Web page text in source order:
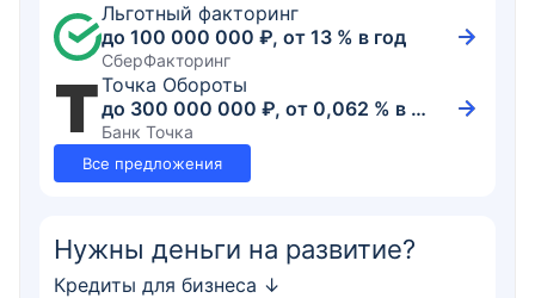
Льготный факторинг
до 100 000 000 ₽, от 13 % в год
СберФакторинг
Точка Обороты
до 300 000 000 ₽, от 0,062 % в день
Банк Точка
Все предложения
Нужны деньги на развитие?
Кредиты для бизнеса ↓